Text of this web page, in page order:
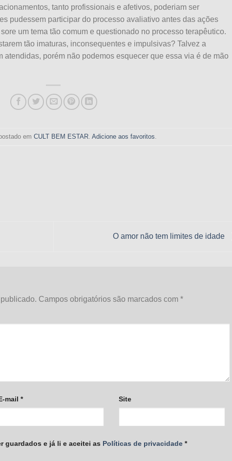
tanto profissionais e afetivos, poderiam ser
pudessem participar do processo avaliativo antes das ações
um tema tão comum e questionado no processo terapêutico.
tão imaturas, inconsequentes e impulsivas? Talvez a
atendidas, porém não podemos esquecer que essa via é de mão
em CULT BEM ESTAR. Adicione aos favoritos
O amor não tem limites de idade
Campos obrigatórios são marcados com *
mail * Site
guardados e já li e aceitei as Políticas de privacidade *